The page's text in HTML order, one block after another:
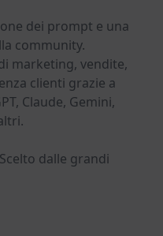
dei prompt e una
community.
marketing, vendite,
clienti grazie a
Claude, Gemini,
dalle grandi